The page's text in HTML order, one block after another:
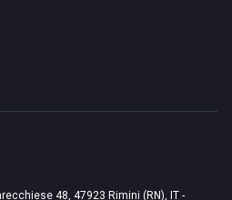
48, 47923 Rimini (RN), IT -